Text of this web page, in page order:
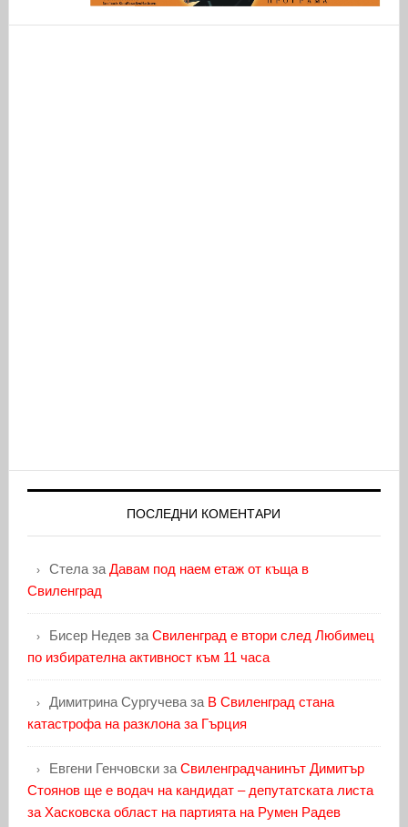
ПОСЛЕДНИ КОМЕНТАРИ
Стелаза Давам под наем етаж от къща в
Свиленград
Бисер Недевза Свиленград е втори след Любимец
по избирателна активност към 11 часа
Димитрина Сургучеваза В Свиленград стана
катастрофа на разклона за Гърция
Евгени Генчовскиза Свиленградчанинът Димитър
Стоянов ще е водач на кандидат – депутатската листа
за Хасковска област на партията на Румен Радев